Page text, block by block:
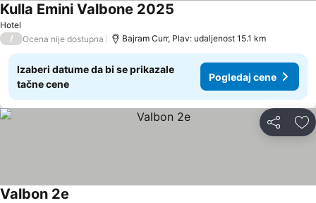
Hotel
Kulla Emini Valbone 2025
/ Ocena nije dostupna Bajram Curr, Plav: udaljenost 15.1 km
Izaberi datume da bi se prikazale
tačne cene
Pogledaj cene
Deli
Valbon 2e